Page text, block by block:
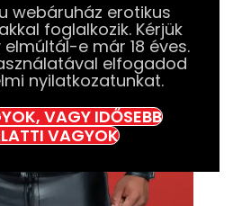
webáruház erotikus
foglalkozik. Kérjük
e már 18 éves.
elfogadod
nyilatkozatunkat.
VAGY IDŐSEBB
VAGYOK